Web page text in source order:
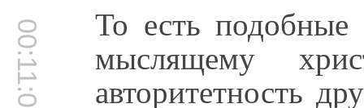
00:11:03 То есть
мыслящему
авторитетность